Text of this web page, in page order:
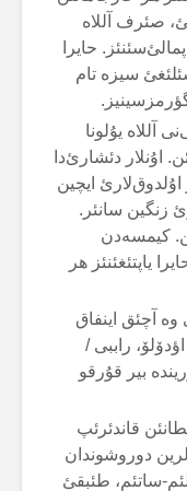
صئرف آللاە
حایرا
سیزە تام
آللاە یۇلونا
اۇنلار دئشارئ‌دا
اۇلدوق‌لارئ ایچین
زنگین سانئر.
کیمسەدن
یاپتئغئنئز هر
آچئق اینفاق
راببی /
بیر قۇرقو
قاندئرئپ
کیمسەلرین دوروشوندان
ساتئم، طئبقئ